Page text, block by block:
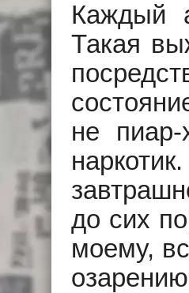
Каждый
Такая
не
до сих
моему,